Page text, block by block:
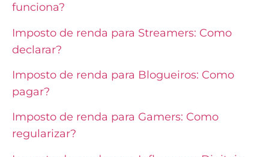
funciona?
Imposto de renda para Streamers: Como
declarar?
Imposto de renda para Blogueiros: Como
pagar?
Imposto de renda para Gamers: Como
regularizar?